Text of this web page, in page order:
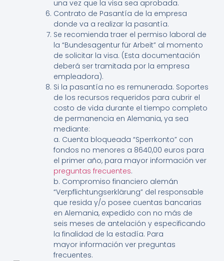
una vez que la visa sea aprobada.
Contrato de Pasantía de la empresa
donde va a realizar la pasantía.
Se recomienda traer el permiso laboral de
la “Bundesagentur für Arbeit” al momento
de solicitar la visa. (Esta documentación
deberá ser tramitada por la empresa
empleadora).
Si la pasantía no es remunerada. Soportes
de los recursos requeridos para cubrir el
costo de vida durante el tiempo completo
de permanencia en Alemania, ya sea
mediante:
a. Cuenta bloqueada “Sperrkonto” con
fondos no menores a 8640,00 euros para
el primer año, para mayor información ver
preguntas frecuentes.
b. Compromiso financiero alemán
“Verpflichtungserklärung” del responsable
que resida y/o posee cuentas bancarias
en Alemania, expedido con no más de
seis meses de antelación y especificando
la finalidad de la estadía. Para
mayor información ver preguntas
frecuentes.